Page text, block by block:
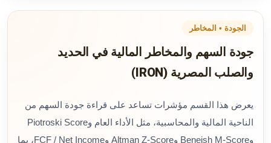
الجودة • المخاطر
جودة السهم والمخاطر المالية في الحديد
والصلب المصرية (IRON)
يعرض هذا القسم مؤشرات تساعد على قراءة جودة السهم من
الناحية المالية والمحاسبية، مثل الأداء العام وPiotroski Score
وBeneish M-Score وAltman Z-Score وFCF / Net Income، بما